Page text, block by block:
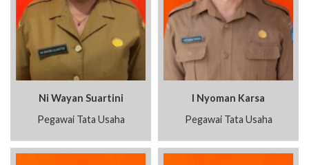
Ni Wayan Suartini
Pegawai Tata Usaha
I Nyoman Karsa
Pegawai Tata Usaha